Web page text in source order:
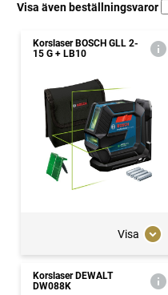
Visa även beställningsvaror
Korslaser BOSCH GLL 2-
15 G + LB10
Visa
Korslaser DEWALT
DW088K